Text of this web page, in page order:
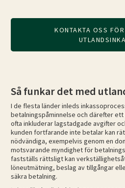
KONTAKTA OSS
Så funkar det med
I de flesta länder inleds
betalningspåminnelse och därefter
ofta inkluderar lagstadgade avgifter
kunden fortfarande inte betalar kan
nödvändiga, exempelvis genom en
motsvarande myndighet för
fastställs rättsligt kan
löneutmätning, beslag av tillgångar
säkra betalning.